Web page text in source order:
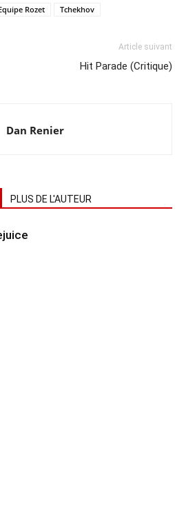
Rozet Tchekhov
Article suivant
Hit Parade (Critique)
Dan Renier
PLUS DE L'AUTEUR